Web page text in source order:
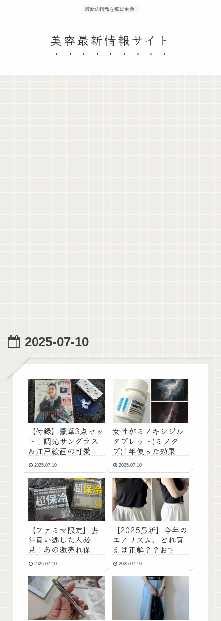
最新の情報を毎日更新‼
美容最新情報サイト
2025-07-10
【付録】豪華3点セッ
ト！調光サングラス
＆江戸絵画の可愛い
子犬デザインのケー
ス＆めがね拭き
2025.07.10
女性がミノキシジル
タブレット(ミノタ
ブ)1年使った効果を
口コミ
2025.07.10
【ファミマ限定】去
年買い逃した人必
見！あの激売れ保冷
バッグが今年も登場
☆2025.07.10
【2025最新】今年の
エアリズム、どれ買
えば正解？？おすす
め6選
2025.07.10